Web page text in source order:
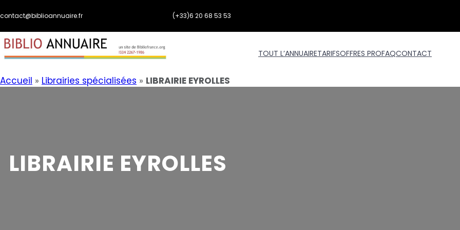
au
contenu
contact@biblioannuaire.fr (+33)6 20 68 53 53
TOUT L’ANNUAIRETARIFSOFFRES PROFAQCONTACT
Accueil » Librairies spécialisées » LIBRAIRIE EYROLLES
LIBRAIRIE EYROLLES